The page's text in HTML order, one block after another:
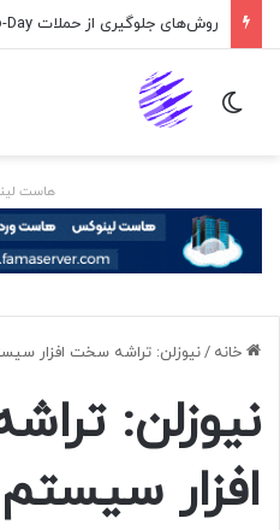
تغییر پوسته
هاست
خانه /نیوزلن: تراشه سخت افزار
نیوزلن:
افزار